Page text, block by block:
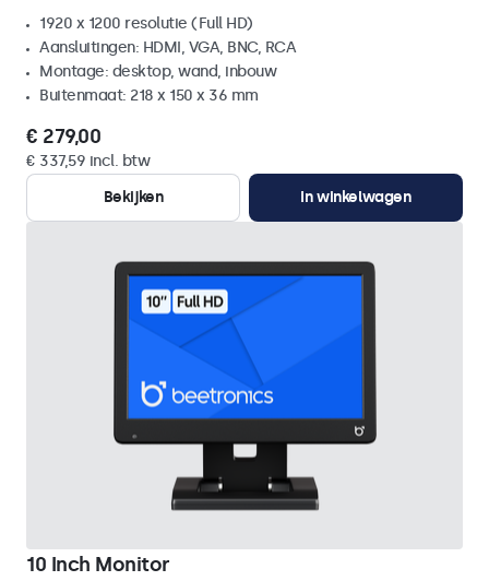
1920 x 1200 resolutie (Full HD)
Aansluitingen: HDMI, VGA, BNC, RCA
Montage: desktop, wand, inbouw
Buitenmaat: 218 x 150 x 36 mm
€ 279,00
€ 337,59 incl. btw
Bekijken
In winkelwagen
10 Inch Monitor